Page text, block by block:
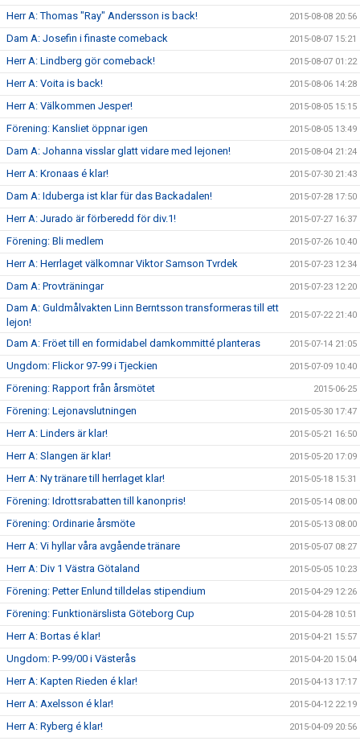
Herr A: Thomas "Ray" Andersson is back! 2015-08-08 20:56
Dam A: Josefin i finaste comeback 2015-08-07 15:21
Herr A: Lindberg gör comeback! 2015-08-07 01:22
Herr A: Voita is back! 2015-08-06 14:28
Herr A: Välkommen Jesper! 2015-08-05 15:15
Förening: Kansliet öppnar igen 2015-08-05 13:49
Dam A: Johanna visslar glatt vidare med lejonen! 2015-08-04 21:24
Herr A: Kronaas é klar! 2015-07-30 21:43
Dam A: Iduberga ist klar für das Backadalen! 2015-07-28 17:50
Herr A: Jurado är förberedd för div.1! 2015-07-27 16:37
Förening: Bli medlem 2015-07-26 10:40
Herr A: Herrlaget välkomnar Viktor Samson Tvrdek 2015-07-23 12:34
Dam A: Provträningar 2015-07-23 12:20
Dam A: Guldmålvakten Linn Berntsson transformeras till ett
lejon!
2015-07-22 21:40
Dam A: Fröet till en formidabel damkommitté planteras 2015-07-14 21:05
Ungdom: Flickor 97-99 i Tjeckien 2015-07-09 10:40
Förening: Rapport från årsmötet 2015-06-25
Förening: Lejonavslutningen 2015-05-30 17:47
Herr A: Linders är klar! 2015-05-21 16:50
Herr A: Slangen är klar! 2015-05-20 17:09
Herr A: Ny tränare till herrlaget klar! 2015-05-18 15:31
Förening: Idrottsrabatten till kanonpris! 2015-05-14 08:00
Förening: Ordinarie årsmöte 2015-05-13 08:00
Herr A: Vi hyllar våra avgående tränare 2015-05-07 08:27
Herr A: Div 1 Västra Götaland 2015-05-05 10:23
Förening: Petter Enlund tilldelas stipendium 2015-04-29 12:26
Förening: Funktionärslista Göteborg Cup 2015-04-28 10:51
Herr A: Bortas é klar! 2015-04-21 15:57
Ungdom: P-99/00 i Västerås 2015-04-20 15:04
Herr A: Kapten Rieden é klar! 2015-04-13 17:17
Herr A: Axelsson é klar! 2015-04-12 22:19
Herr A: Ryberg é klar! 2015-04-09 20:56